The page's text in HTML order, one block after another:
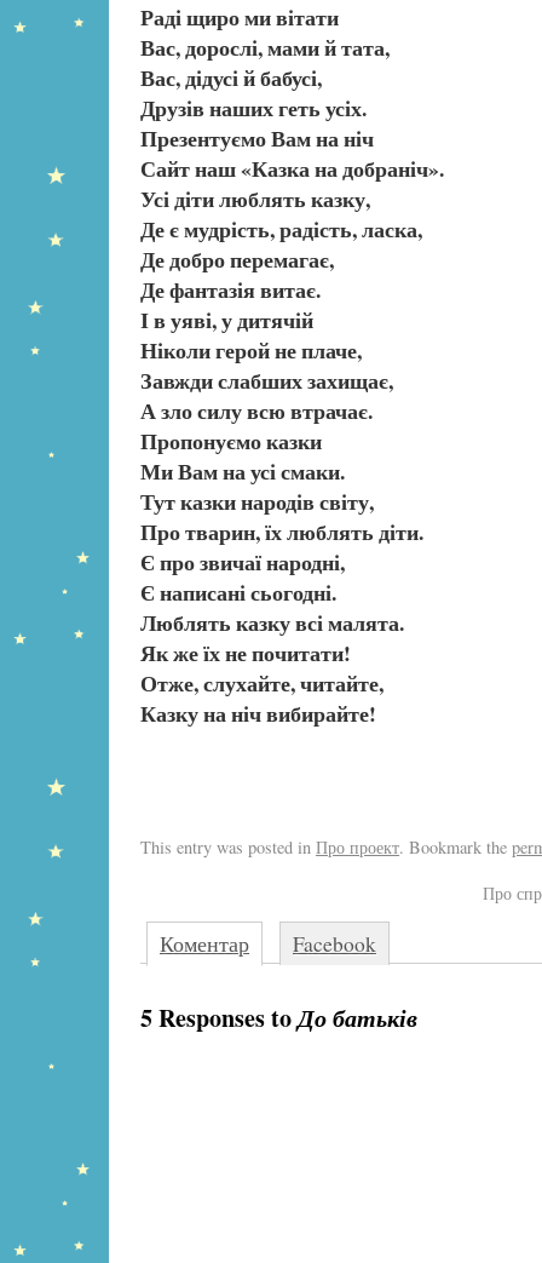
Раді щиро ми вітати
Вас, дорослі, мами й тата,
Вас, дідусі й бабусі,
Друзів наших геть усіх.
Презентуємо Вам на ніч
Сайт наш «Казка на добраніч».
Усі діти люблять казку,
Де є мудрість, радість, ласка,
Де добро перемагає,
Де фантазія витає.
І в уяві, у дитячій
Ніколи герой не плаче,
Завжди слабших захищає,
А зло силу всю втрачає.
Пропонуємо казки
Ми Вам на усі смаки.
Тут казки народів світу,
Про тварин, їх люблять діти.
Є про звичаї народні,
Є написані сьогодні.
Люблять казку всі малята.
Як же їх не почитати!
Отже, слухайте, читайте,
Казку на ніч вибирайте!
This entry was posted in Про проект. Bookmark the
Про
Коментар Facebook
5 Responses toДо батьків